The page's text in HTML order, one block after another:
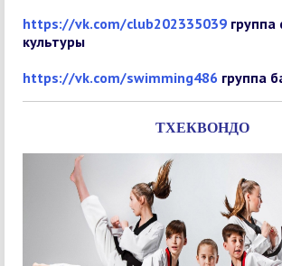
https://vk.com/club202335039 группа
культуры
https://vk.com/swimming486 группа
ТХЕКВОНДО